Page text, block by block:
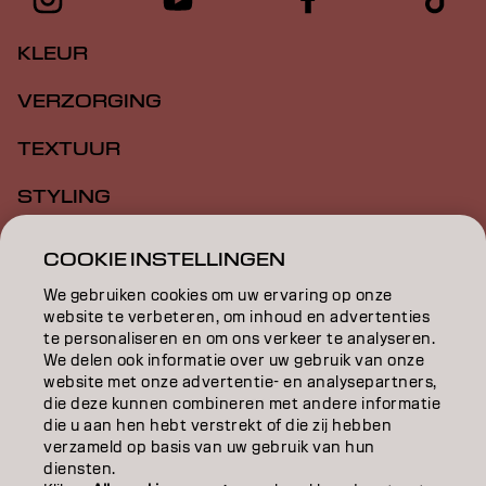
KLEUR
VERZORGING
TEXTUUR
STYLING
EDUCATION
OVER
SALONVINDER
WORD PARTNER
COOKIE INSTELLINGEN
We gebruiken cookies om uw ervaring op onze
website te verbeteren, om inhoud en advertenties
te personaliseren en om ons verkeer te analyseren.
We delen ook informatie over uw gebruik van onze
website met onze advertentie- en analysepartners,
die deze kunnen combineren met andere informatie
die u aan hen hebt verstrekt of die zij hebben
verzameld op basis van uw gebruik van hun
diensten.